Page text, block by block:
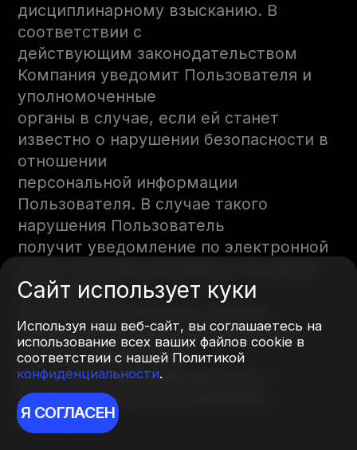
Сайт использует куки
Используя наш веб-сайт, вы соглашаетесь на
использование всех ваших файлов cookie в
соответствии с нашей Политикой
конфиденциальности.
Я СОГЛАСЕН
дисциплинарному взысканию. В
соответствии с
действующим законодательством
Компания уведомит Пользователя и
уполномоченные
органы в случае, если ей станет
известно о нарушении безопасности в
отношении
персональной информации
Пользователя. В случае такого
нарушения Пользователь
получит уведомление по электронной
направления
обращения в правоохранительные
органы, определения
масштаба повреждения сети и
принятия мер по исправлению
ситуации.